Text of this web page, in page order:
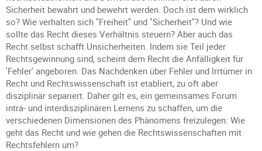
Sicherheit bewahrt und bewehrt werden. Doch ist dem wirklich
so? Wie verhalten sich "Freiheit" und "Sicherheit"? Und wie
sollte das Recht dieses Verhältnis steuern? Aber auch das
Recht selbst schafft Unsicherheiten. Indem sie Teil jeder
Rechtsgewinnung sind, scheint dem Recht die Anfälligkeit für
'Fehler' angeboren. Das Nachdenken über Fehler und Irrtümer in
Recht und Rechtswissenschaft ist etabliert, zu oft aber
disziplinär separiert. Daher gilt es, ein gemeinsames Forum
intra- und interdisziplinären Lernens zu schaffen, um die
verschiedenen Dimensionen des Phänomens freizulegen: Wie
geht das Recht und wie gehen die Rechtswissenschaften mit
Rechtsfehlern um?